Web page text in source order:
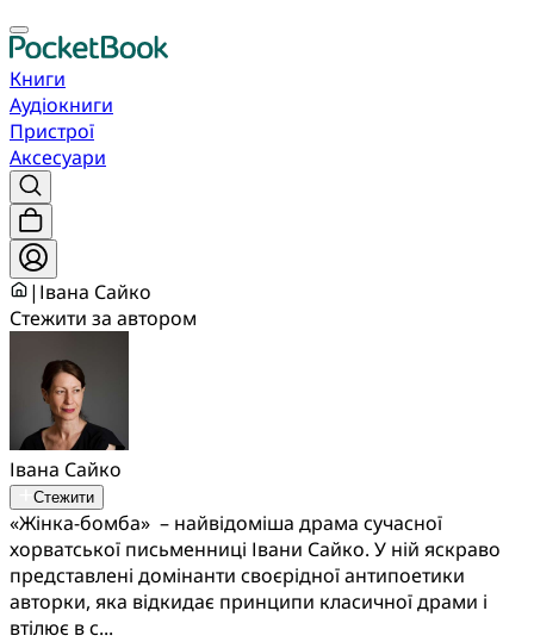
Книги
Аудіокниги
Пристрої
Аксесуари
| Івана Сайко
Стежити за автором
Івана Сайко
Стежити
«Жінка-бомба» – найвідоміша драма сучасної
хорватської письменниці Івани Сайко. У ній яскраво
представлені домінанти своєрідної антипоетики
авторки, яка відкидає принципи класичної драми і
втілює в с...